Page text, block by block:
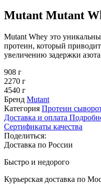
Mutant Mutant
Mutant Whey это
протеин, который
увеличению задержки
908 г
2270 г
4540 г
Бренд Mutant
Категория Протеин
Доставка и оплата
Сертификаты качества
Поделиться:
Доставка по России
Быстро и недорого
Курьерская доставка по